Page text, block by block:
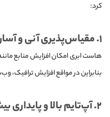
کرد:
۱. مقیاس‌پذیری آنی و آسان
بنابراین در مواقع افزایش
۲. آپ‌تایم بالا و پایداری بیشتر